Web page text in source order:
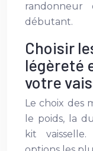
débutant.
Choisir
légèreté
votre
Le choix des
le poids, la
kit